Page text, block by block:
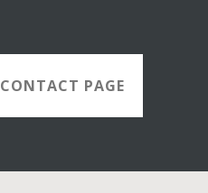
CONTACT PAGE